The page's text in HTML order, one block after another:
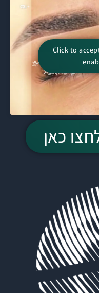
Click to
כאן